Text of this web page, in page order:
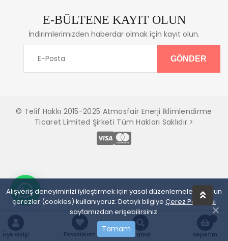
Sepetim
Arama
Favorilerim
Üye Girişi
Alışveriş deneyiminizi iyileştirmek için yasal düzenlemelere uygun
çerezler (cookies) kullanıyoruz. Detaylı bilgiye Çerez Politikası
sayfamızdan erişebilirsiniz.
Tamam
E-BÜLTENE KAYIT OLUN
İndirimlerimizden haberdar olmak için kayıt olun.
© Telif Hakkı 2015-2025 Atmosfair Enerji İklimlendirme
Ticaret Limited Şirketi Tüm Hakları Saklıdır.>